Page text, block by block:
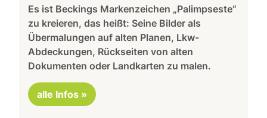
Es ist Beckings Markenzeichen „Palimpseste“
zu kreieren, das heißt: Seine Bilder als
Übermalungen auf alten Planen, Lkw-
Abdeckungen, Rückseiten von alten
Dokumenten oder Landkarten zu malen.
alle Infos »